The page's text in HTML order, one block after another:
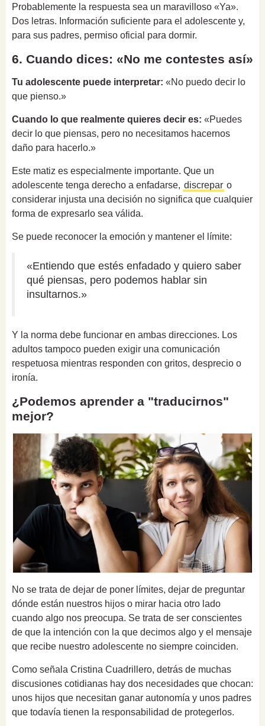
Probablemente la respuesta sea un maravilloso «Ya».
Dos letras. Información suficiente para el adolescente y,
para sus padres, permiso oficial para dormir.
6. Cuando dices: «No me contestes así»
Tu adolescente puede interpretar: «No puedo decir lo
que pienso.»
Cuando lo que realmente quieres decir es: «Puedes
decir lo que piensas, pero no necesitamos hacernos
daño para hacerlo.»
Este matiz es especialmente importante. Que un
adolescente tenga derecho a enfadarse, discrepar o
considerar injusta una decisión no significa que cualquier
forma de expresarlo sea válida.
Se puede reconocer la emoción y mantener el límite:
«Entiendo que estés enfadado y quiero saber
qué piensas, pero podemos hablar sin
insultarnos.»
Y la norma debe funcionar en ambas direcciones. Los
adultos tampoco pueden exigir una comunicación
respetuosa mientras responden con gritos, desprecio o
ironía.
¿Podemos aprender a "traducirnos"
mejor?
No se trata de dejar de poner límites, dejar de preguntar
dónde están nuestros hijos o mirar hacia otro lado
cuando algo nos preocupa. Se trata de ser conscientes
de que la intención con la que decimos algo y el mensaje
que recibe nuestro adolescente no siempre coinciden.
Como señala Cristina Cuadrillero, detrás de muchas
discusiones cotidianas hay dos necesidades que chocan:
unos hijos que necesitan ganar autonomía y unos padres
que todavía tienen la responsabilidad de protegerlos.